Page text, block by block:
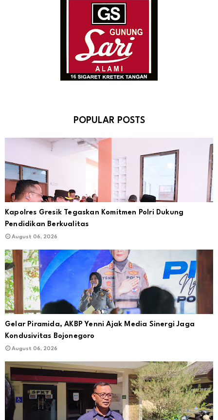
POPULAR POSTS
Kapolres Gresik Tegaskan Komitmen Polri Dukung
Pendidikan Berkualitas
August 06, 2026
Gelar Piramida, AKBP Yenni Ajak Media Sinergi Jaga
Kondusivitas Bojonegoro
August 06, 2026